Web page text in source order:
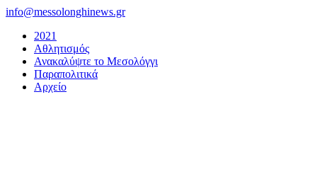
Μετάβαση
περιεχόμενο
info@messolonghinews.gr
2021
Αθλητισμός
Ανακαλύψτε το Μεσολόγγι
Παραπολιτικά
Αρχείο